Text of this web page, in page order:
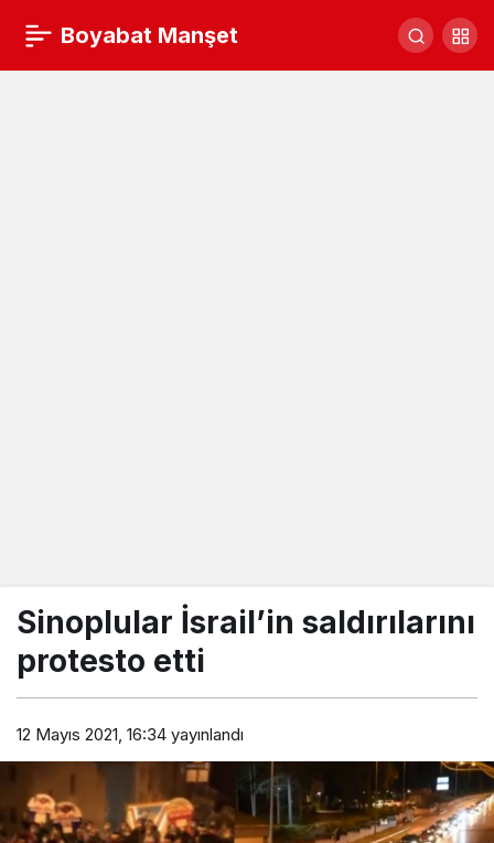
Boyabat Manşet
Sinoplular İsrail’in saldırılarını
protesto etti
12 Mayıs 2021, 16:34 yayınlandı
Turizmciler tarihi cezaevinin açılmasını